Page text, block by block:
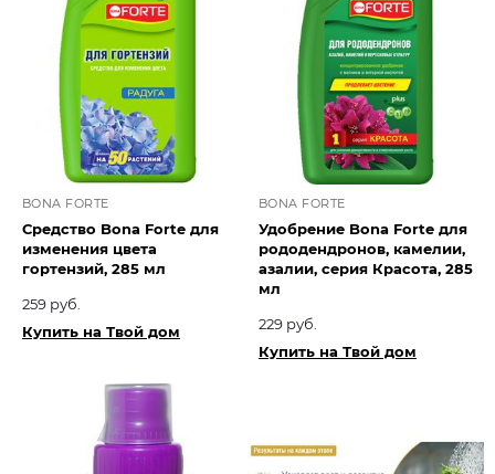
BONA FORTE
Средство Bona Forte для
изменения цвета
гортензий, 285 мл
259 руб.
Купить на Твой дом
BONA FORTE
Удобрение Bona Forte для
рододендронов, камелии,
азалии, серия Красота, 285
мл
229 руб.
Купить на Твой дом